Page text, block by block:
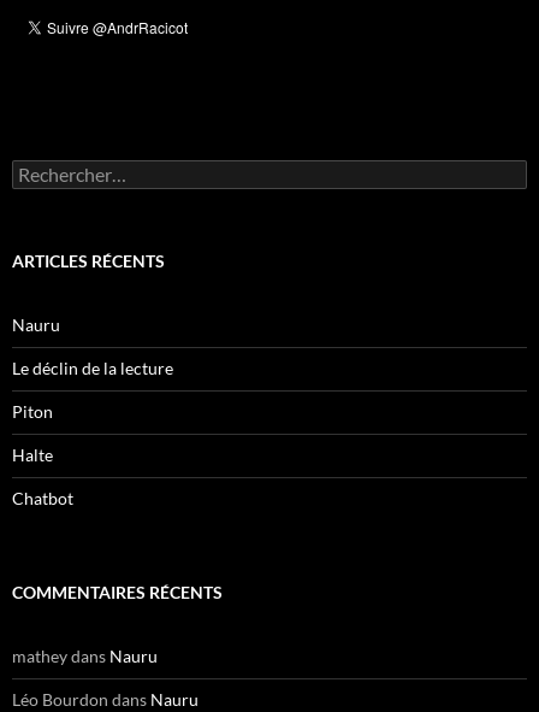
Rechercher :
ARTICLES RÉCENTS
Nauru
Le déclin de la lecture
Piton
Halte
Chatbot
COMMENTAIRES RÉCENTS
matheydans Nauru
Léo Bourdon dans Nauru